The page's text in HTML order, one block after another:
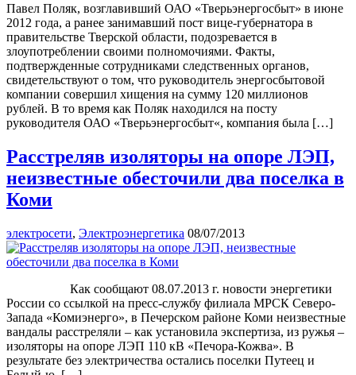
Павел Поляк, возглавивший ОАО «Тверьэнергосбыт» в июне
2012 года, а ранее занимавший пост вице-губернатора в
правительстве Тверской области, подозревается в
злоупотреблении своими полномочиями. Факты,
подтвержденные сотрудниками следственных органов,
свидетельствуют о том, что руководитель энергосбытовой
компании совершил хищения на сумму 120 миллионов
рублей. В то время как Поляк находился на посту
руководителя ОАО «Тверьэнергосбыт«, компания была […]
Расстреляв изоляторы на опоре ЛЭП,
неизвестные обесточили два поселка в
Коми
электросети, Электроэнергетика 08/07/2013
Как сообщают 08.07.2013 г. новости энергетики
России со ссылкой на пресс-службу филиала МРСК Северо-
Запада «Комиэнерго», в Печерском районе Коми неизвестные
вандалы расстреляли – как установила экспертиза, из ружья –
изоляторы на опоре ЛЭП 110 кВ «Печора-Кожва». В
результате без электричества остались поселки Путеец и